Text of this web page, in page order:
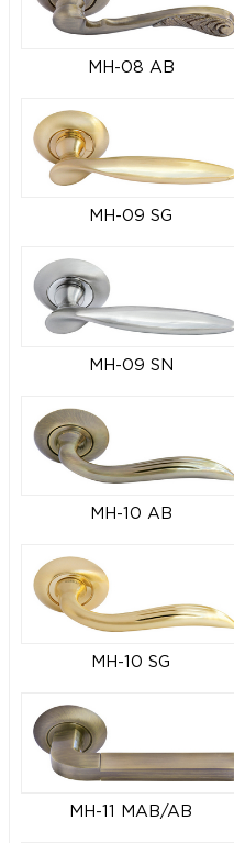
MH-08 AB
MH-09 SG
MH-09 SN
MH-10 AB
MH-10 SG
MH-11 MAB/AB